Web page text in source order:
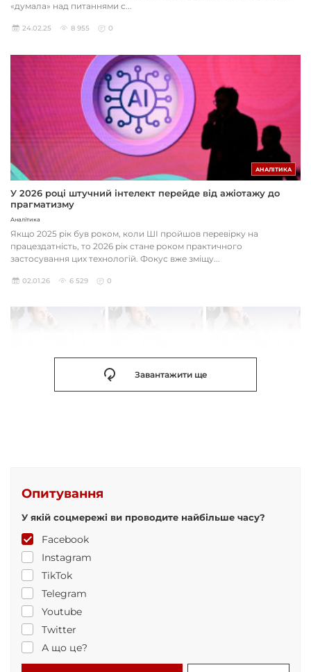
«думала» над питаннями с...
24.02.25 8 955 0
АНАЛІТИКА
У 2026 році штучний інтелект перейде від ажіотажу до
прагматизму
Аналітика
Якщо 2025 рік був роком, коли ШІ пройшов перевірку на
працездатність, то 2026 рік стане роком практичного
застосування цих технологій. Фокус вже зміщу...
02.01.26 6 529 0
Завантажити ще
Опитування
У якій соцмережі ви проводите найбільше часу?
Facebook
Instagram
TikTok
Telegram
Youtube
Twitter
А що це?